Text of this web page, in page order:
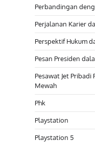
Perbandingan
Perjalanan Karier
Perspektif Hukum
Pesan Presiden
Pesawat Jet
Mewah
Phk
Playstation
Playstation 5